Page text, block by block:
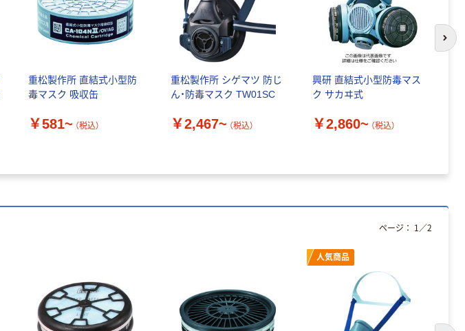
重松製作所 直結式小型防
毒マスク 吸収缶
￥581~ （税込）
重松製作所 シゲマツ 防じ
ん・防毒マスク TW01SC
￥2,467~ （税込）
興研 直結式小型防毒マス
ク サカヰ式
￥2,860~ （税込）
次
人気商品
ページ： 1 ／2
（税込）
本気プライス
経口補水液 オー
エスワン（OS-1）
トイレシート
オリジナル
本気プライス
アスクル フラッ
トファイル エコ
A4タテ(コクヨ
製造）
￥115~ （税込）